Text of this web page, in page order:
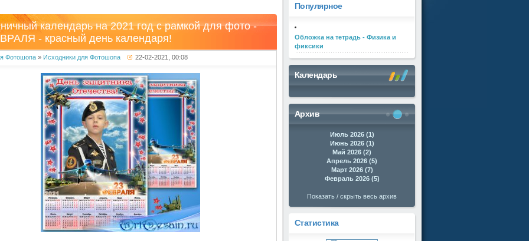
календарь на 2021 год с рамкой для фото -
- красный день календаря!
Фотошопа » Исходники для Фотошопа 22-02-2021, 00:08
Популярное
Обложка на тетрадь - Физика и
фиксики
Календарь
Архив
Июль 2026 (1)
Июнь 2026 (1)
Май 2026 (2)
Апрель 2026 (5)
Март 2026 (7)
Февраль 2026 (5)
Показать / скрыть весь архив
Статистика